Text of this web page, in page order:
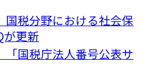
税分野における社会保
が更新
国税庁法人番号公表サ